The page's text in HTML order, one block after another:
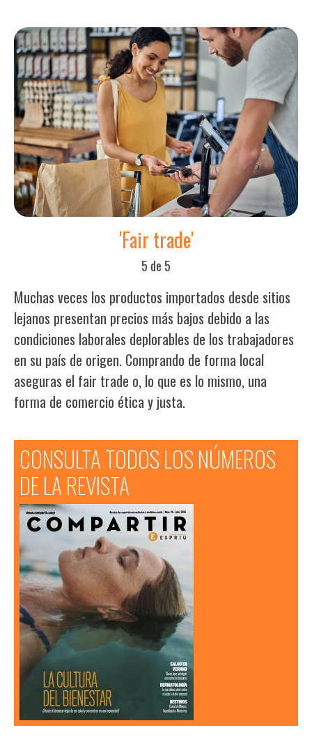
'Fair trade'
5 de 5
Muchas veces los productos importados desde sitios
lejanos presentan precios más bajos debido a las
condiciones laborales deplorables de los trabajadores
en su país de origen. Comprando de forma local
aseguras el fair trade o, lo que es lo mismo, una
forma de comercio ética y justa.
CONSULTA TODOS LOS NÚMEROS
DE LA REVISTA